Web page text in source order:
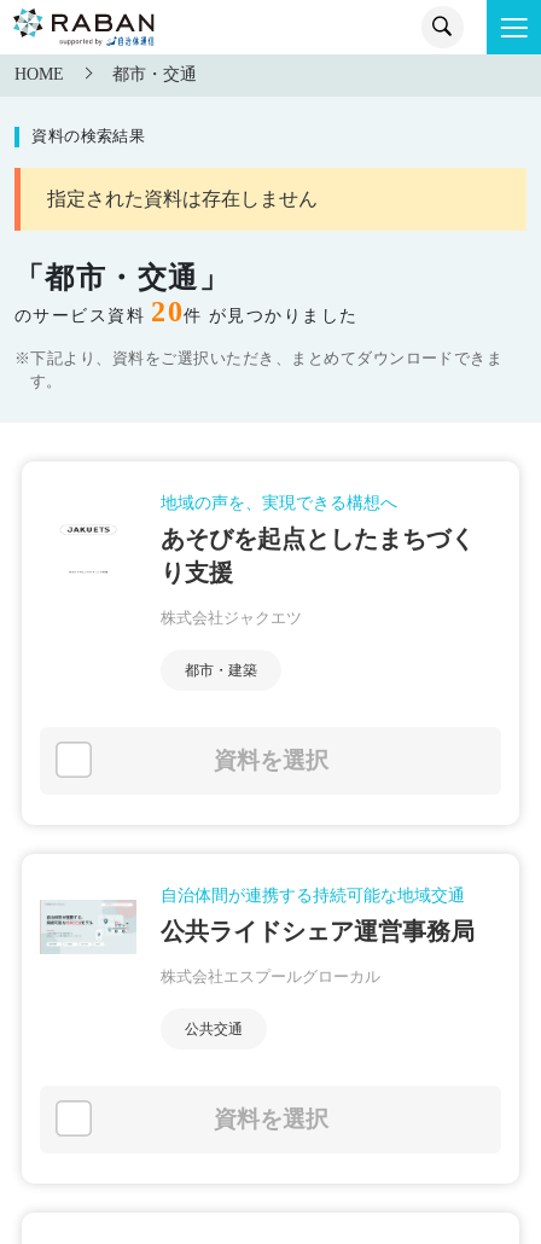
HOME 都市・交通
資料の検索結果
指定された資料は存在しません
「都市・交通」
のサービス資料 20件 が見つかりました
※下記より、資料をご選択いただき、まとめてダウンロードできま
す。
地域の声を、実現できる構想へ
あそびを起点としたまちづく
り支援
株式会社ジャクエツ
都市・建築
資料を選択
自治体間が連携する持続可能な地域交通
公共ライドシェア運営事務局
株式会社エスプールグローカル
公共交通
資料を選択